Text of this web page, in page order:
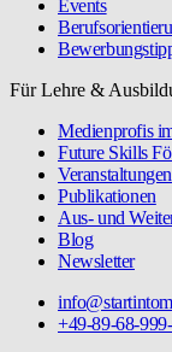
Events
Für Lehre &
Medienprofis
Future Skills
Veranstaltungen
Publikationen
Aus- und
Blog
Newsletter
+49-89-68-